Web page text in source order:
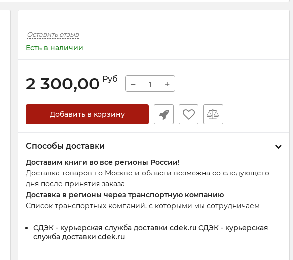
Оставить отзыв
Есть в наличии
2 300,00 Руб − +
Добавить в корзину
Способы доставки
Доставим книги во все регионы России!
Доставка товаров по Москве и области возможна со следующего
дня после принятия заказа
Доставка в регионы через транспортную компанию
Список транспортных компаний, с которыми мы сотрудничаем
СДЭК - курьерская служба доставки cdek.ru СДЭК - курьерская
служба доставки cdek.ru